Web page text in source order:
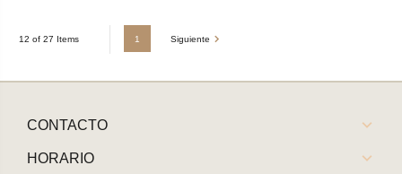
12 of 27 Items 1 Siguiente
CONTACTO
HORARIO